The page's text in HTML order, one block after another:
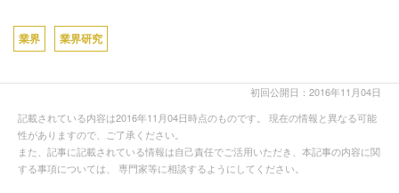
業界 業界研究
初回公開日：2016年11月04日
記載されている内容は2016年11月04日時点のものです。 現在の情報と異なる可能
性がありますので、ご了承ください。
また、記事に記載されている情報は自己責任でご活用いただき、本記事の内容に関
する事項については、 専門家等に相談するようにしてください。